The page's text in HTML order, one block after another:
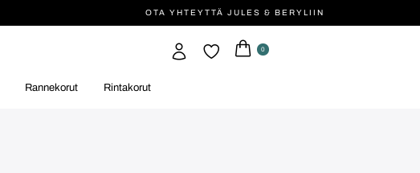
OTA YHTEYTTÄ JULES & BERYLIIN
0
Rannekorut Rintakorut